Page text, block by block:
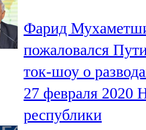
Мамадыш
106,2 FM
Минзәлә
107,3 FM
Мөслим
Фарид
пожаловался
ток-шоу о
27 февраля 2020
республики